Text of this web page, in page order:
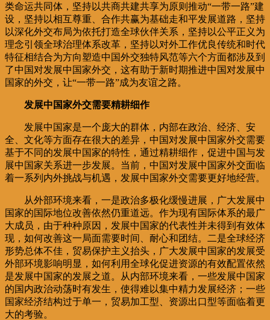
类命运共同体，坚持以共商共建共享为原则推动“一带一路”建
设，坚持以相互尊重、合作共赢为基础走和平发展道路，坚持
以深化外交布局为依托打造全球伙伴关系，坚持以公平正义为
理念引领全球治理体系改革，坚持以对外工作优良传统和时代
特征相结合为方向塑造中国外交独特风范等六个方面都涉及到
了中国对发展中国家外交，这有助于新时期推进中国对发展中
国家的外交，让“一带一路”成为友谊之路。
发展中国家外交需要精耕细作
发展中国家是一个庞大的群体，内部在政治、经济、安
全、文化等方面存在很大的差异，中国对发展中国家外交需要
基于不同的发展中国家的特性，通过精耕细作，促进中国与发
展中国家关系进一步发展。当前，中国对发展中国家外交面临
着一系列内外挑战与机遇，发展中国家外交需要更好地经营。
从外部环境来看，一是政治多极化缓慢进展，广大发展中
国家的国际地位改善依然仍重道远。作为现有国际体系的最广
大成员，由于种种原因，发展中国家的代表性并未得到有效体
现，如何改善这一局面需要时间、耐心和团结。二是全球经济
形势总体不佳，贸易保护主义抬头，广大发展中国家的发展受
外部环境影响明显，如何利用全球化促进资源的有效配置依然
是发展中国家的发展之道。从内部环境来看，一些发展中国家
的国内政治动荡时有发生，使得难以集中精力发展经济；一些
国家经济结构过于单一，贸易加工型、资源出口型等面临着更
大的考验。